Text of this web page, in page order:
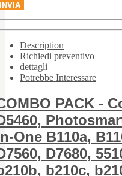
INVIA
Description
Richiedi preventivo
dettagli
Potrebbe Interessare
PACK -
One B110a,
D7680,
b210c,